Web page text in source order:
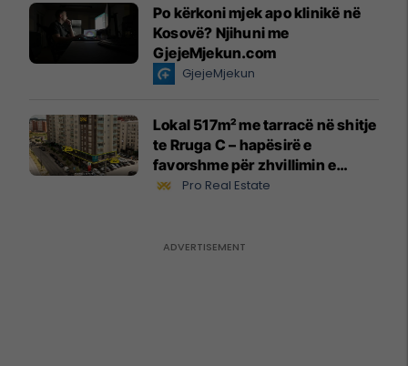
Po kërkoni mjek apo klinikë në
Kosovë? Njihuni me
GjejeMjekun.com
GjejeMjekun
Lokal 517m² me tarracë në shitje
te Rruga C – hapësirë e
favorshme për zhvillimin e
biznesit #15796
Pro Real Estate